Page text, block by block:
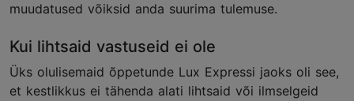
muudatused võiksid anda suurima tulemuse.
Kui lihtsaid vastuseid ei ole
Üks olulisemaid õppetunde Lux Expressi jaoks oli see,
et kestlikkus ei tähenda alati lihtsaid või ilmselgeid